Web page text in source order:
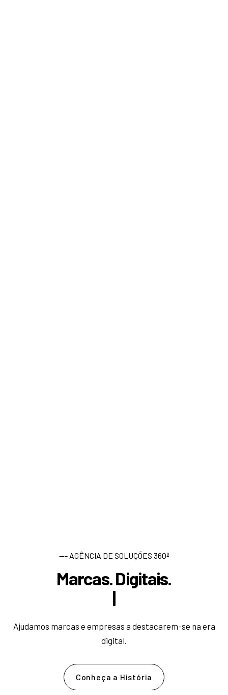
--- AGÊNCIA DE SOLUÇÕES 360º
Marcas. Digitais.
De
Ajudamos marcas e empresas a destacarem-se na era
digital.
Conheça a História